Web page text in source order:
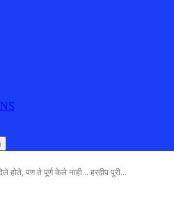
होते, पण ते पूर्ण केले नाही... हरदीप पुरी...